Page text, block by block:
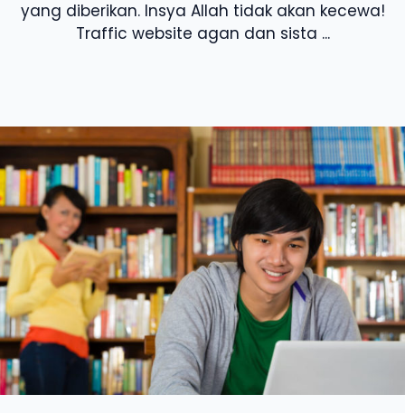
yang diberikan. Insya Allah tidak akan kecewa!
Traffic website agan dan sista ...